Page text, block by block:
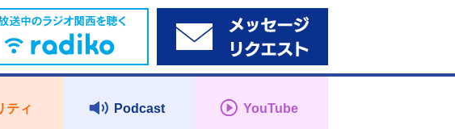
ティ Podcast YouTube